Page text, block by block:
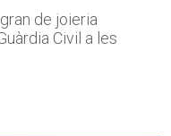
de joieria
Civil a les